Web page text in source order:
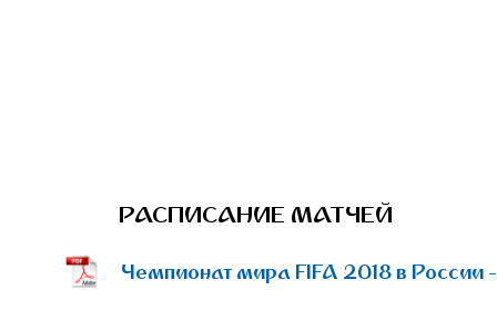
РАСПИСАНИЕ МАТЧЕЙ
Чемпионат мира FIFA 2018 в России